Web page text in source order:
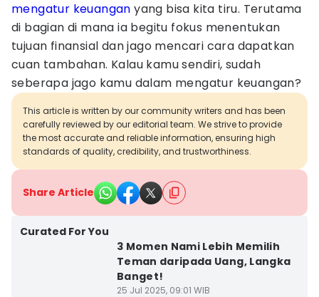
mengatur keuangan yang bisa kita tiru. Terutama
di bagian di mana ia begitu fokus menentukan
tujuan finansial dan jago mencari cara dapatkan
cuan tambahan. Kalau kamu sendiri, sudah
seberapa jago kamu dalam mengatur keuangan?
This article is written by our community writers and has been
carefully reviewed by our editorial team. We strive to provide
the most accurate and reliable information, ensuring high
standards of quality, credibility, and trustworthiness.
Share Article
Curated For You
3 Momen Nami Lebih Memilih
Teman daripada Uang, Langka
Banget!
25 Jul 2025, 09:01 WIB